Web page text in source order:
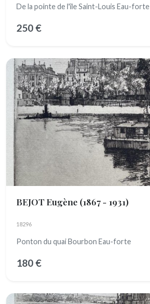
De la pointe de l'île Saint-Louis Eau-forte
250 €
BEJOT Eugène (1867 - 1931)
18296
Ponton du quai Bourbon Eau-forte
180 €